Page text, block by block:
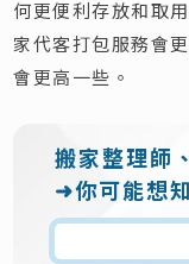
何更便利存放和取
家代客打包服務會
會更高一些。
搬家整理師
➜你可能想